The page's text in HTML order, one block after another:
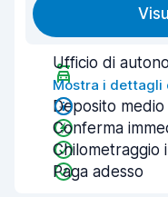
Ufficio di
Mostra i dettagli
Deposito medio
Conferma
Chilometraggio
Paga adesso